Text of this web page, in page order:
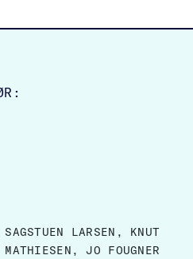
LARSEN, KNUT
JO FOUGNER